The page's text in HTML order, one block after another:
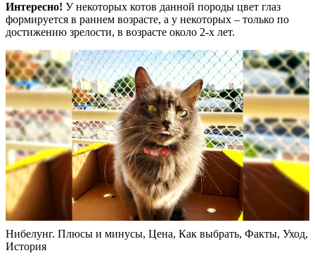
Интересно! У некоторых котов данной породы цвет глаз
формируется в раннем возрасте, а у некоторых – только по
достижению зрелости, в возрасте около 2-х лет.
Нибелунг. Плюсы и минусы, Цена, Как выбрать, Факты, Уход,
История